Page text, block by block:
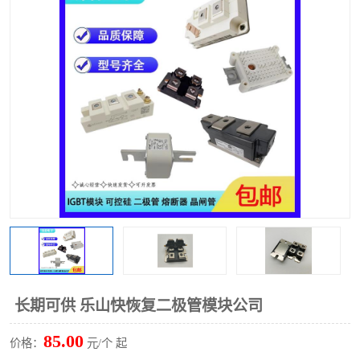
长期可供 乐山快恢复二极管模块公司
价格： 85.00 元/个 起
器
晶闸管